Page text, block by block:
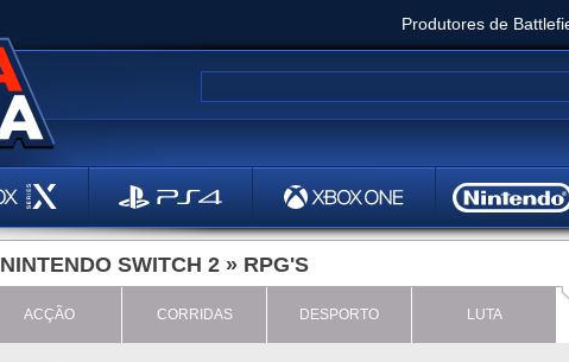
Produtores de
Clair Obscur: Expedition 33
NINTENDO SWITCH 2 » RPG'S
ACÇÃO CORRIDAS DESPORTO LUTA